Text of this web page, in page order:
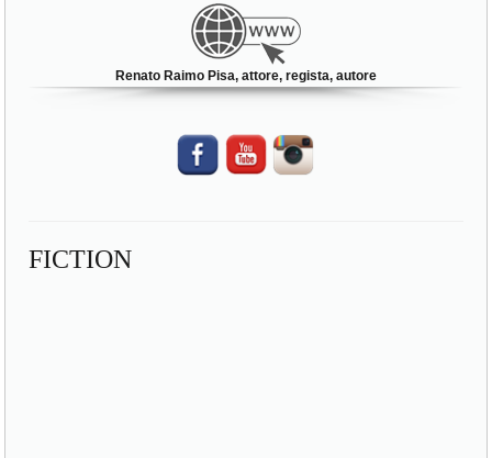
Renato Raimo Pisa, attore, regista, autore
FICTION